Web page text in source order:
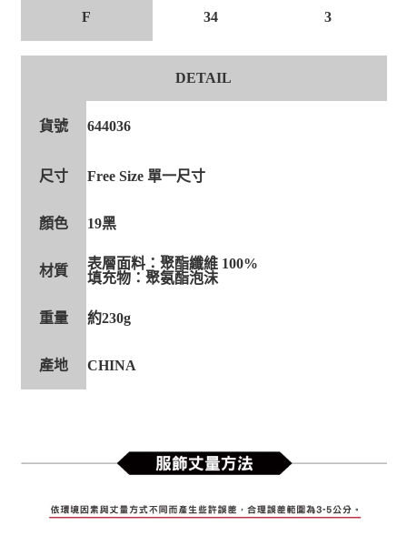
F 34 3
DETAIL
貨號 644036
尺寸 Free Size 單一尺寸
顏色 19黑
材質
表層面料：聚酯纖維 100%
填充物：聚氨酯泡沫
重量 約230g
產地 CHINA